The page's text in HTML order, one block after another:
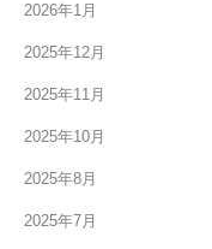
2026年1月
2025年12月
2025年11月
2025年10月
2025年8月
2025年7月